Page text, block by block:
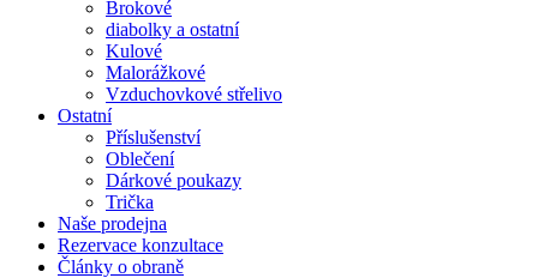
Brokové
diabolky a ostatní
Kulové
Malorážkové
Vzduchovkové střelivo
Ostatní
Příslušenství
Oblečení
Dárkové poukazy
Trička
Naše prodejna
Rezervace konzultace
Články o obraně